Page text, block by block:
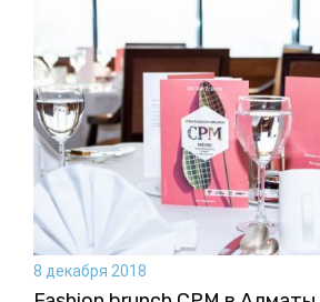
8 декабря 2018